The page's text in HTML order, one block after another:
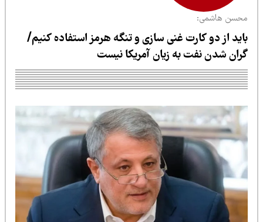
هاشمی:
از دو کارت غنی سازی و تنگه هرمز استفاده کنیم/
شدن نفت به زیان آمریکا نیست